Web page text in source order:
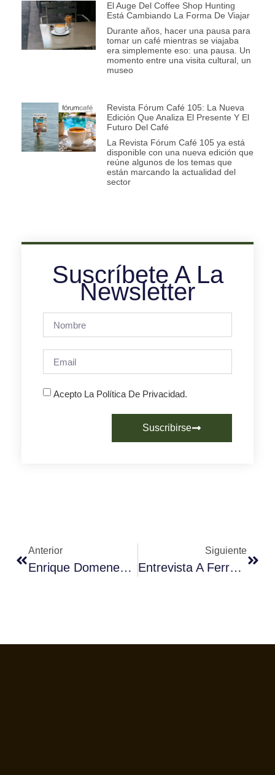
El Auge Del Coffee Shop Hunting
Está Cambiando La Forma De Viajar
Durante años, hacer una pausa para
tomar un café mientras se viajaba
era simplemente eso: una pausa. Un
momento entre una visita cultural, un
museo
Revista Fórum Café 105: La Nueva
Edición Que Analiza El Presente Y El
Futuro Del Café
La Revista Fórum Café 105 ya está
disponible con una nueva edición que
reúne algunos de los temas que
están marcando la actualidad del
sector
Suscríbete A La
Newsletter
Acepto La Política De Privacidad.
Suscribirse
Anterior
Enrique Domenech, Ganador Del Campeonato Autónomico De Murcia
Siguiente
Entrevista A Ferrán Adrià: “El Barista Tendrá Un Lugar Clave En La Próxima Revolución De La Restauración Gastronómica”